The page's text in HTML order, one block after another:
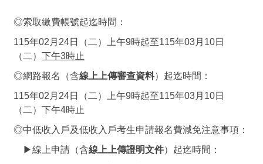
◎索取繳費帳號起迄時間：
115年02月24日（二）上午9時起至115年03月10日
（二） 下午3時止
◎網路報名（含線上上傳審查資料）起迄時間：
115年02月24日（二）上午9時起至115年03月10日
（二）下午4時止
◎中低收入戶及低收入戶考生申請報名費減免注意事項：
▶線上申請（含線上上傳證明文件）起迄時間：